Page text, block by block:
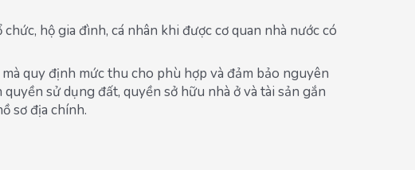
hộ gia đình, cá nhân khi được cơ quan nhà nước có
quy định mức thu cho phù hợp và đảm bảo nguyên
sử dụng đất, quyền sở hữu nhà ở và tài sản gắn
sơ địa chính.